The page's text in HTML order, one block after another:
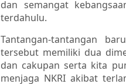
dan semangat
terdahulu.
Tantangan-tantangan
tersebut memiliki dua
dan cakupan serta kita
menjaga NKRI akibat